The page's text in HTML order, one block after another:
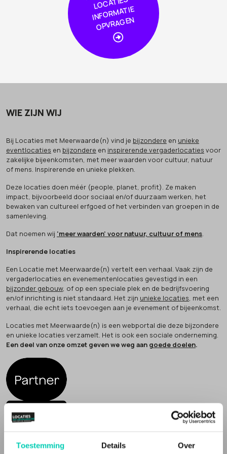
Toestemming Details Over
TIE
N
WIE ZIJN WIJ
Bij Locaties met Meerwaarde(n) vind je bijzondere en unieke
eventlocaties en bijzondere en inspirerende vergaderlocaties voor
zakelijke bijeenkomsten, met meer waarden voor cultuur, natuur
of mens. Inspirerende en unieke plekken.
Deze locaties doen méér (people, planet, profit). Ze maken
impact, bijvoorbeeld door sociaal en/of duurzaam werken, het
bewaken van cultureel erfgoed of het verbinden van groepen in de
samenleving.
Dat noemen wij 'meer waarden' voor natuur, cultuur of mens.
Inspirerende locaties
Een Locatie met Meerwaarde(n) vertelt een verhaal. Vaak zijn de
vergaderlocaties en evenementenlocaties gevestigd in een
bijzonder gebouw, of op een speciale plek en de bedrijfsvoering
en/of inrichting is niet standaard. Het zijn unieke locaties, met een
verhaal, die echt iets toevoegen aan je evenement of bijeenkomst.
Locaties met Meerwaarde(n) is een webportal die deze bijzondere
en unieke locaties verzamelt. Het is ook een sociale onderneming.
Een deel van onze omzet geven we weg aan goede doelen.
Locaties met Meerwaarde(N) is partner van
. Wij bouwen
AANMELDEN LOCATIE